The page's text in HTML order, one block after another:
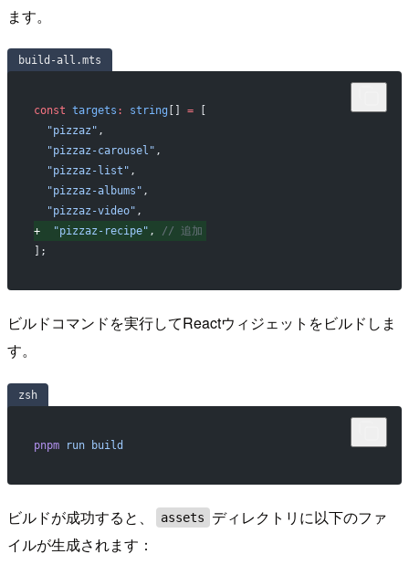
ます。
build-all.mts
const targets : string = [
"pizzaz" ,
"pizzaz-carousel" ,
"pizzaz-list" ,
"pizzaz-albums" ,
"pizzaz-video" ,
+
  "pizzaz-recipe"
, // 追加
];
ビルドコマンドを実行してReactウィジェットをビルドしま
す。
zsh
pnpm run build
ビルドが成功すると、 assets
ディレクトリに以下のファ
イルが生成されます：